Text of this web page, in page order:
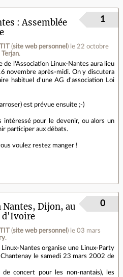
: Assemblée
(site web personnel ) le 22 octobre
Terjan.
1
de l'Association Linux-Nantes aura lieu
novembre après-midi. On y discutera
habituel d'une AG d'association Loi
est prévue ensuite ;-)
intéressé pour le devenir, ou alors un
participer aux débats.
voulez restez manger !
Dijon, au
d'Ivoire
(site web personnel ) le 03 mars
.
0
Linux-Nantes organise une Linux-Party
le samedi 23 mars 2002 de
concert pour les non-nantais), les